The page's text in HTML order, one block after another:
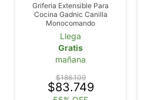
Griferia Extensible Para
Cocina Gadnic Canilla
Monocomando
Llega
Gratis
mañana
$186.109
$83.749